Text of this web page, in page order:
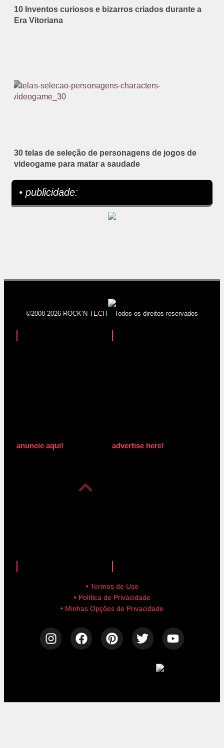
10 Inventos curiosos e bizarros criados durante a
Era Vitoriana
30 telas de seleção de personagens de jogos de
videogame para matar a saudade
• publicidade:
©2008-2026 ROCK’N TECH – Todos os direitos reservados
anuncie aqui! advertise here!
• Termos de Uso
• Política de Privacidade
• Minhas Opções de Privacidade